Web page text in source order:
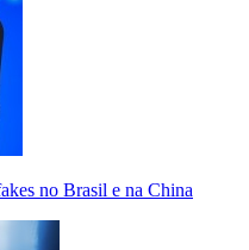
no Brasil e na China